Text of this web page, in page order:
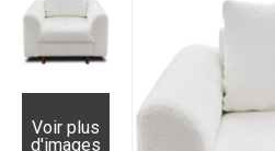
Voir plus
d'images